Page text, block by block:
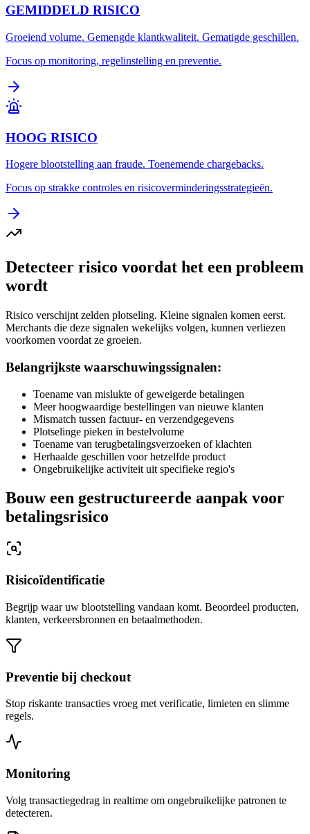
GEMIDDELD RISICO
Groeiend volume. Gemengde klantkwaliteit. Gematigde geschillen.
Focus op monitoring, regelinstelling en preventie.
HOOG RISICO
Hogere blootstelling aan fraude. Toenemende chargebacks.
Focus op strakke controles en risicoverminderingsstrategieën.
Detecteer risico voordat het een probleem
wordt
Risico verschijnt zelden plotseling. Kleine signalen komen eerst.
Merchants die deze signalen wekelijks volgen, kunnen verliezen
voorkomen voordat ze groeien.
Belangrijkste waarschuwingssignalen:
Toename van mislukte of geweigerde betalingen
Meer hoogwaardige bestellingen van nieuwe klanten
Mismatch tussen factuur- en verzendgegevens
Plotselinge pieken in bestelvolume
Toename van terugbetalingsverzoeken of klachten
Herhaalde geschillen voor hetzelfde product
Ongebruikelijke activiteit uit specifieke regio's
Bouw een gestructureerde aanpak voor
betalingsrisico
Risicoïdentificatie
Begrijp waar uw blootstelling vandaan komt. Beoordeel producten,
klanten, verkeersbronnen en betaalmethoden.
Preventie bij checkout
Stop riskante transacties vroeg met verificatie, limieten en slimme
regels.
Monitoring
Volg transactiegedrag in realtime om ongebruikelijke patronen te
detecteren.